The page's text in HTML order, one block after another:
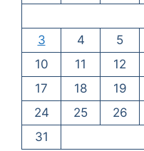
3
4 5
10
11 12
17
18 19
24
25 26
31